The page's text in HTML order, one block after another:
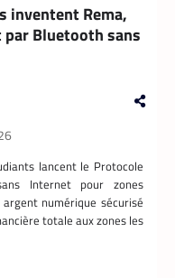
inventent Rema,
Bluetooth sans
lancent le Protocole
Internet pour zones
numérique sécurisé
totale aux zones les